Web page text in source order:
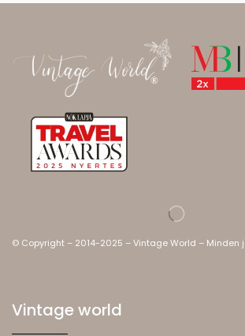
© Copyright – 2014-2025 – Vintage World – Minden
Vintage world